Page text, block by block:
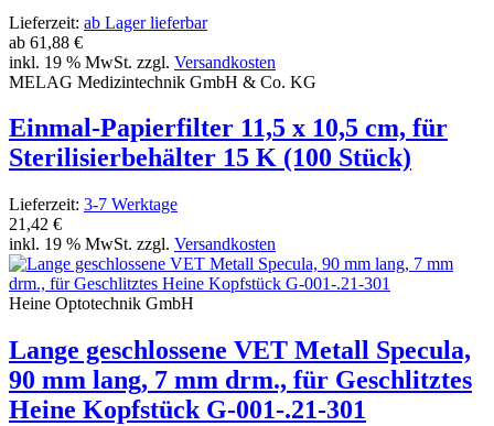
Lieferzeit: ab Lager lieferbar
ab 61,88 €
inkl. 19 % MwSt. zzgl. Versandkosten
MELAG Medizintechnik GmbH & Co. KG
Einmal-Papierfilter 11,5 x 10,5 cm, für
Sterilisierbehälter 15 K (100 Stück)
Lieferzeit: 3-7 Werktage
21,42 €
inkl. 19 % MwSt. zzgl. Versandkosten
Heine Optotechnik GmbH
Lange geschlossene VET Metall Specula,
90 mm lang, 7 mm drm., für Geschlitztes
Heine Kopfstück G-001-.21-301